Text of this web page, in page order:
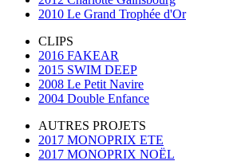
2010 Le Grand Trophée d'Or
CLIPS
2016 FAKEAR
2015 SWIM DEEP
2008 Le Petit Navire
2004 Double Enfance
AUTRES PROJETS
2017 MONOPRIX ETE
2017 MONOPRIX NOËL